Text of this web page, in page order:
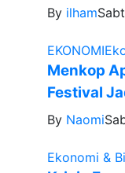
By ilham
EKONOMI
Menkop
Festival
By Naomi
Ekonomi &